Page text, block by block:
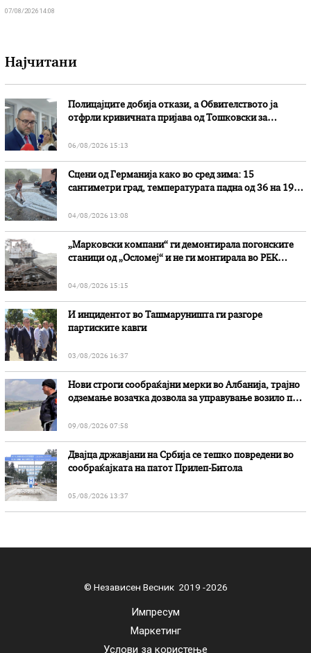
07/08/2026 14:08
Најчитани
Полицајците добија откази, а Обвителството ја
отфрли кривичната пријава од Тошковски за
06/08/2026 15:13
Сцени од Германија како во сред зима: 15
сантиметри град, температурата падна од 36 на 19
04/08/2026 13:08
„Марковски компани“ ги демонтирала погонските
станици од „Осломеј“ и не ги монтирала во РЕК
04/08/2026 15:15
И инцидентот во Ташмаруништa ги разгоре
партиските кавги
03/08/2026 16:37
Нови строги сообраќајни мерки во Aлбанија, трајно
одземање возачка дозвола за управување возило под
09/08/2026 07:58
Двајца државјани на Србија се тешко повредени во
сообраќајката на патот Прилеп-Битола
05/08/2026 13:37
© Независен Весник 2019 -2026
Импресум
Маркетинг
Услови за користење